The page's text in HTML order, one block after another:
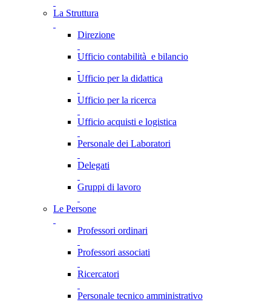
La Struttura
Direzione
Ufficio contabilità e bilancio
Ufficio per la didattica
Ufficio per la ricerca
Ufficio acquisti e logistica
Personale dei Laboratori
Delegati
Gruppi di lavoro
Le Persone
Professori ordinari
Professori associati
Ricercatori
Personale tecnico amministrativo